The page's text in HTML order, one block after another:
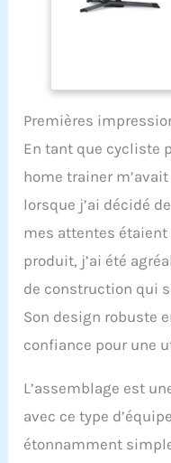
Premières
En tant que cycliste
home trainer
lorsque j’ai décidé
mes attentes étaient
produit, j’ai été
de construction qui
Son design robuste
confiance pour une
L’assemblage est
avec ce type
étonnamment